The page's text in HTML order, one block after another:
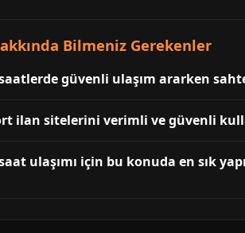
Bilmeniz Gerekenler
güvenli ulaşım ararken
ilan sitelerini verimli ve güvenli
ulaşımı için bu konuda en sık